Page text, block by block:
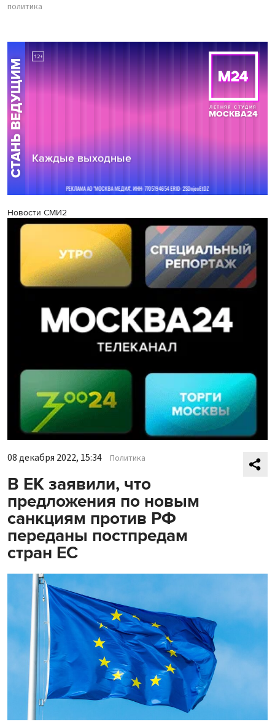
политика
Новости СМИ2
08 декабря 2022, 15:34 Политика
В ЕК заявили, что
предложения по новым
санкциям против РФ
переданы постпредам
стран ЕС